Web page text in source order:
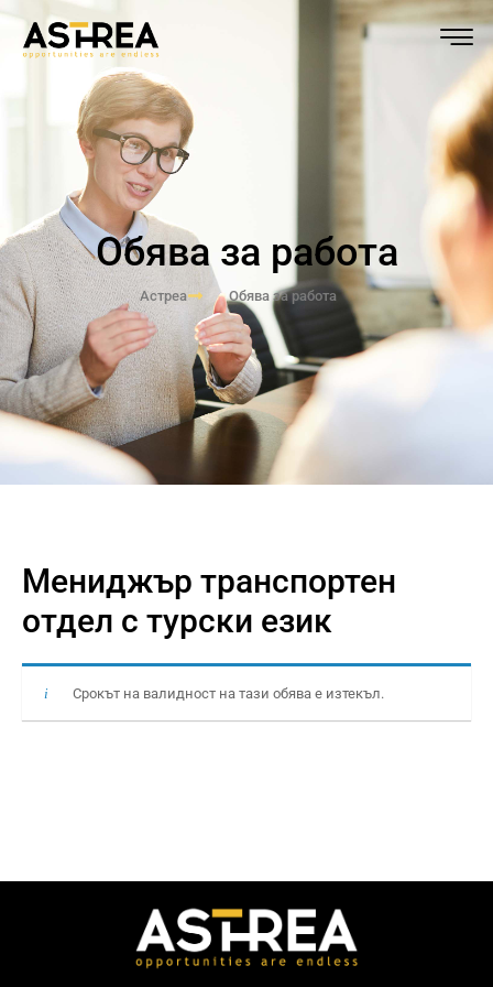
Обява за работа
Астреа Обява за работа
Мениджър транспортен
отдел с турски език
Срокът на валидност на тази обява е изтекъл.